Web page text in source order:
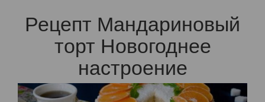
Рецепт Мандариновый
торт Новогоднее
настроение